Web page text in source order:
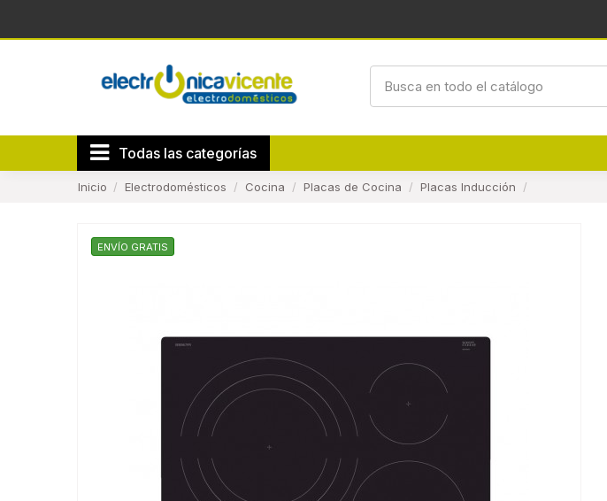
Todas las categorías
Inicio Electrodomésticos Cocina Placas de Cocina Placas Inducción
ENVÍO GRATIS